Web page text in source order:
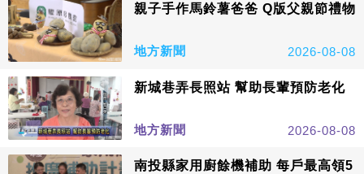
親子手作馬鈴薯爸爸 Q版父親節禮物
地方新聞 2026-08-08
新城巷弄長照站 幫助長輩預防老化
地方新聞 2026-08-08
南投縣家用廚餘機補助 每戶最高領5